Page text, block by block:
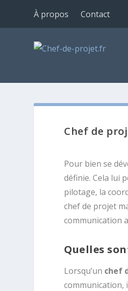
À propos Contact
Chef de
Pour bien se
définie. Cela lui
pilotage, la
chef de projet
communication
Quelles
Lorsqu’un chef
communication,